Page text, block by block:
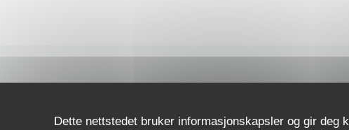
Dette nettstedet bruker informasjonskapsler og gir deg